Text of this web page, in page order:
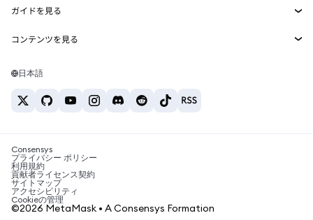
Snaps
Web3サービス
セキュリティ
サポート
キャリア
お問い合わせ
Solanaの価格
Tetherの価格
ETH→USD
USDT→INR
BTC→INR
ETH→USDT
ガイドを見る
ETHの購入
USDTの購入
SHIBの購入
BNBの購入
コンテンツを見る
Solanaウォレット
税制関連ニュース
暗号資産の購入方法は？
ビットコインを売るには？
日本語
Consensys
プライバシー ポリシー
利用規約
貢献者ライセンス契約
サイトマップ
アクセシビリティ
Cookieの管理
©2026 MetaMask • A Consensys Formation